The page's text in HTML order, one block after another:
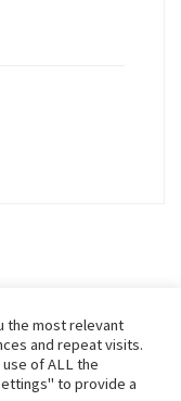
derechos reservados
Tema Customizr
the most relevant
and repeat visits.
of ALL the
to provide a